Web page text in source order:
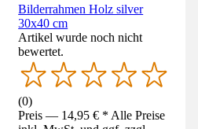
Bilderrahmen Holz silver
30x40 cm
Artikel wurde noch nicht
bewertet.
(0)
Preis — 14,95 € * Alle Preise